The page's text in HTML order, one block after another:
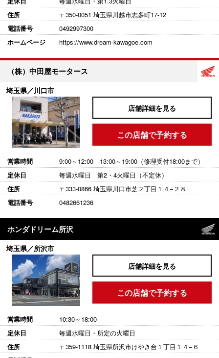
住所
〒350-0051 埼玉県川越市志多町17-12
電話番号
0492997300
ホームページ
https://www.dream-kawagoe.com
埼玉県／川口市
（株）中田屋モータース
店舗詳細を見る
この店舗で予約する
営業時間
9:00～12:00 13:00～19:00（修理受付18:00まで）
定休日
毎週水曜日 第2・4火曜日（不定休）
住所
〒333-0866 埼玉県川口市芝２丁目１４−２８
電話番号
0482661236
埼玉県／所沢市
ホンダドリーム所沢
店舗詳細を見る
この店舗で予約する
営業時間
10:30～18:00
定休日
毎週水曜日・所定の火曜日
住所
〒359-1118 埼玉県所沢市けやき台１丁目１４−６